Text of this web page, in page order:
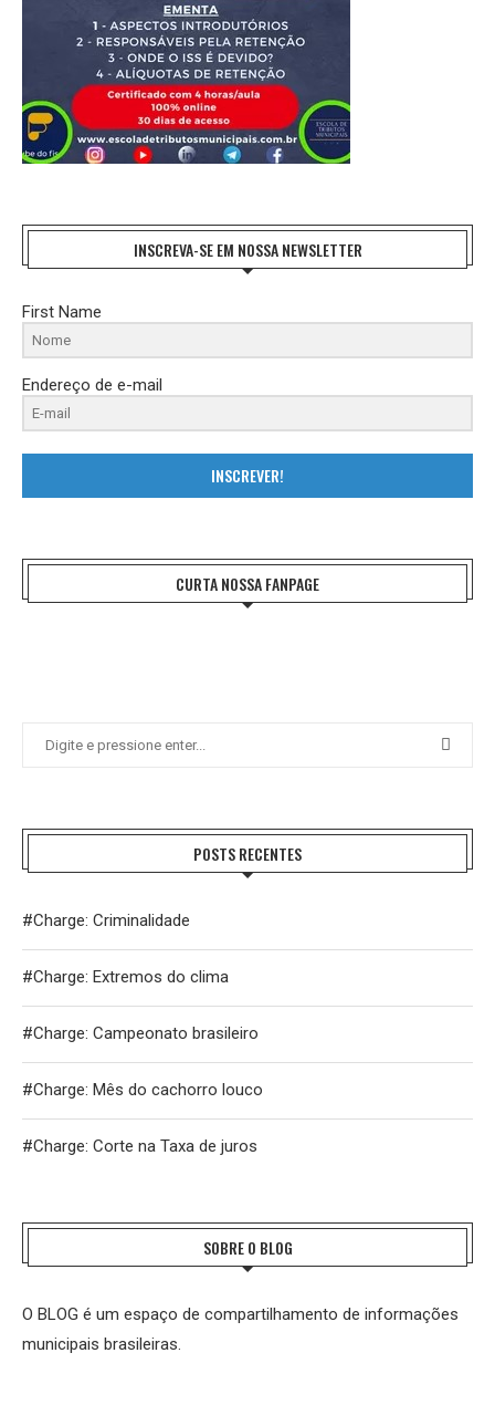
INSCREVA-SE EM NOSSA NEWSLETTER
First Name
Endereço de e-mail
INSCREVER!
CURTA NOSSA FANPAGE
POSTS RECENTES
#Charge: Criminalidade
#Charge: Extremos do clima
#Charge: Campeonato brasileiro
#Charge: Mês do cachorro louco
#Charge: Corte na Taxa de juros
SOBRE O BLOG
O BLOG é um espaço de compartilhamento de informações
municipais brasileiras.